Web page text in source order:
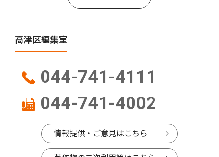
高津区編集室
044-741-4111
044-741-4002
情報提供・ご意見はこちら